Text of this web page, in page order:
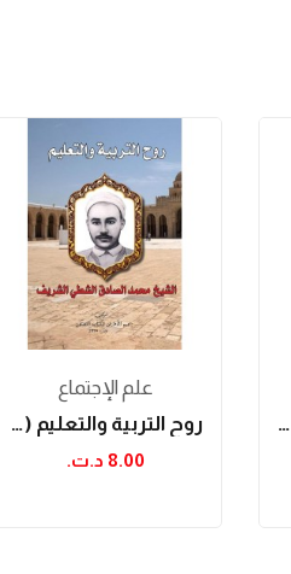
علم الإجتماع
روح التربية والتعليم (الشيخ سيدي محمد الصادق...
8.00 د.ت.‏
Familles, Parents Et Enfants De L'Antiquité A...